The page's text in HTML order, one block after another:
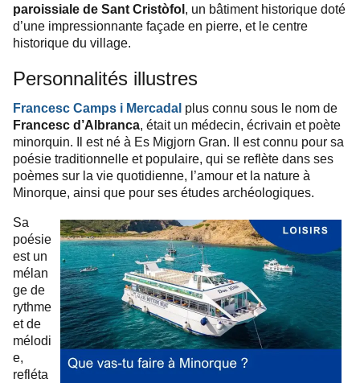
paroissiale de Sant Cristòfol , un bâtiment historique doté
d’une impressionnante façade en pierre, et le centre
historique du village.
Personnalités illustres
Francesc Camps i Mercadal plus connu sous le nom de
Francesc d’Albranca, était un médecin, écrivain et poète
minorquin. Il est né à Es Migjorn Gran. Il est connu pour sa
poésie traditionnelle et populaire, qui se reflète dans ses
poèmes sur la vie quotidienne, l’amour et la nature à
Minorque, ainsi que pour ses études archéologiques.
Sa
poésie
est un
mélan
ge de
rythme
et de
mélodi
e,
refléta